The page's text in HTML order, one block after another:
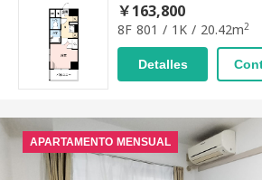
￥163,800
8F 801 / 1K / 20.42m2
Detalles
APARTAMENTO MENSUAL